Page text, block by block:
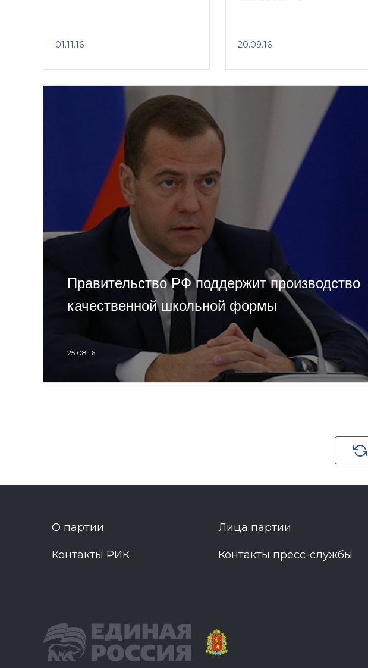
01.11.16 20.09.16
Правительство РФ поддержит производство
качественной школьной формы
25.08.16
О партии Лица партии
Контакты РИК Контакты пресс-службы